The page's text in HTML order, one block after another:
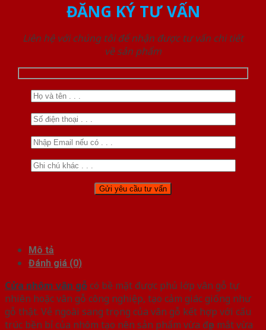
ĐĂNG KÝ TƯ VẤN
Liên hệ với chúng tôi để nhận được tư vấn chi tiết
về sản phẩm
Mô tả
Đánh giá (0)
Cửa nhôm vân gỗcó bề mặt được phủ lớp vân gỗ tự
nhiên hoặc vân gỗ công nghiệp, tạo cảm giác giống như
gỗ thật. Vẻ ngoài sang trọng của vân gỗ kết hợp với cấu
trúc bền bỉ của nhôm tạo nên sản phẩm vừa đẹp mắt vừa